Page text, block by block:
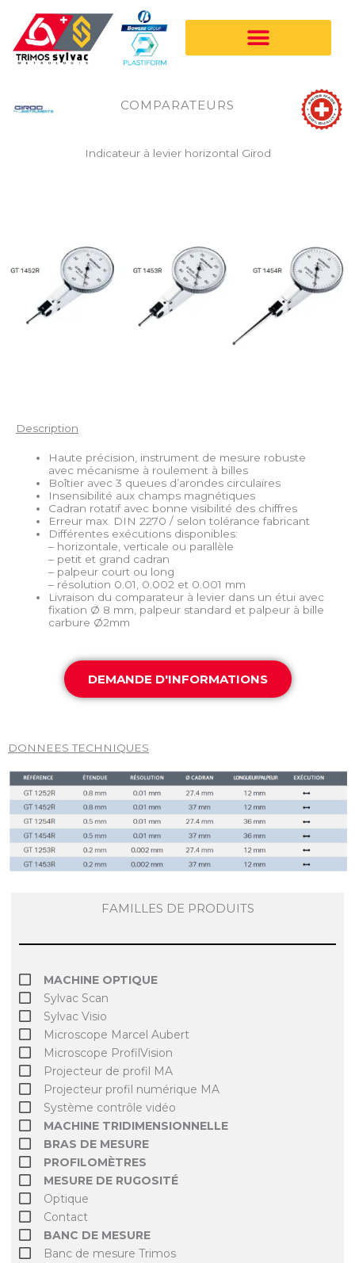
contenu
FAMILLES DE PRODUITS
MACHINE OPTIQUE
Sylvac Scan
Sylvac Visio
Microscope Marcel Aubert
Microscope ProfilVision
Projecteur de profil MA
Projecteur profil numérique MA
Système contrôle vidéo
MACHINE TRIDIMENSIONNELLE
BRAS DE MESURE
PROFILOMÈTRES
MESURE DE RUGOSITÉ
Optique
Contact
BANC DE MESURE
Banc de mesure Trimos
COMPARATEURS
Indicateur à levier horizontal Girod
Description
Haute précision, instrument de mesure robuste
avec mécanisme à roulement à billes
Boîtier avec 3 queues d’arondes circulaires
Insensibilité aux champs magnétiques
Cadran rotatif avec bonne visibilité des chiffres
Erreur max. DIN 2270 / selon tolérance fabricant
Différentes exécutions disponibles:
– horizontale, verticale ou parallèle
– petit et grand cadran
– palpeur court ou long
– résolution 0.01, 0.002 et 0.001 mm
Livraison du comparateur à levier dans un étui avec
fixation Ø 8 mm, palpeur standard et palpeur à bille
carbure Ø2mm
DEMANDE D'INFORMATIONS
DONNEES TECHNIQUES